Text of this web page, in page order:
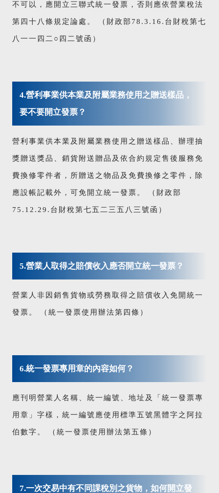
不可以，應開立三聯式統一發票，否則應依營業稅法
第四十八條規定論處。 （財政部78.3.16.台財稅第七
八一一四二○四二號函）
4.營利事業供本業及附屬業務使用之贈送樣品，
要不要開立發票？
營利事業供本業及附屬業務使用之贈送樣品、辦理抽
獎贈送獎品、銷貨附送贈品及依合約規定售後服務免
費換修零件者，所贈送之物品及免費換修之零件，除
應設帳記載外，可免開立統一發票。 （財政部
75.12.29.台財稅第七五二三五八三號函）
5.營業人取得之賠償收入應否開立統一發票？
營業人非因銷售貨物或勞務取得之賠償收入免開統一
發票。 （統一發票使用辦法第四條）
6.統一發票專用章的內容如何？
應刊明營業人名稱、統一編號、地址及「統一發票專
用章」字樣，統一編號應使用標準五號黑體字之阿拉
伯數字。 （統一發票使用辦法第五條）
7.一次交易中有不同課稅別之貨物，如何開立發